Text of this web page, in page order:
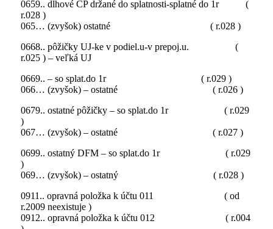
0659.. dlhové CP držané do splatnosti-splatné do 1r (
r.028 )
065… (zvyšok) ostatné ( r.028 )
0668.. pôžičky UJ-ke v podiel.u-v prepoj.u. (
r.025 ) – veľká UJ
0669.. – so splat.do 1r ( r.029 )
066… (zvyšok) – ostatné ( r.026 )
0679.. ostatné pôžičky – so splat.do 1r ( r.029
)
067… (zvyšok) – ostatné ( r.027 )
0699.. ostatný DFM – so splat.do 1r ( r.029
)
069… (zvyšok) – ostatný ( r.028 )
0911.. opravná položka k účtu 011 ( od
r.2009 neexistuje )
0912.. opravná položka k účtu 012 ( r.004